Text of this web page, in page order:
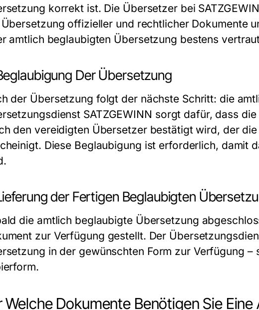
korrekt ist. Die Übersetzer bei
offizieller und rechtlicher Dokumente
amtlich beglaubigten Übersetzung bestens
Der Übersetzung
der Übersetzung folgt der nächste Schritt: die
SATZGEWINN sorgt dafür, dass die
den vereidigten Übersetzer bestätigt wird, der
Diese Beglaubigung ist erforderlich, damit
der Fertigen Beglaubigten
die amtlich beglaubigte Übersetzung
zur Verfügung gestellt. Der
in der gewünschten Form zur Verfügung –
Welche Dokumente Benötigen Sie